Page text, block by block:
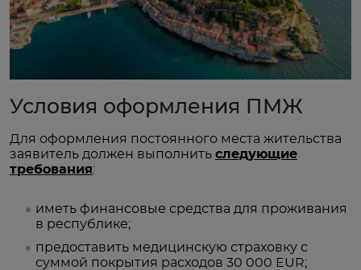
Условия оформления ПМЖ
Для оформления постоянного места жительства
заявитель должен выполнить следующие
требования:
иметь финансовые средства для проживания
в республике;
предоставить медицинскую страховку с
суммой покрытия расходов 30 000 EUR;